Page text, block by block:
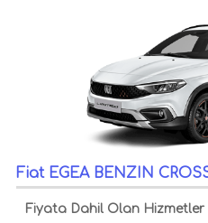
Fiat EGEA BENZIN
Fiyata Dahil Olan Hizmetler